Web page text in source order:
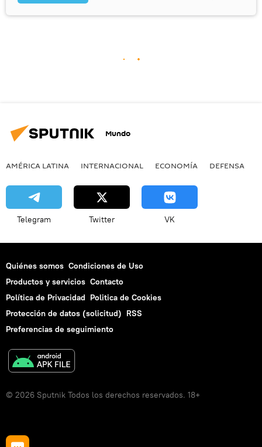
Mundo
AMÉRICA LATINA INTERNACIONAL ECONOMÍA DEFENSA
Telegram Twitter VK
Quiénes somos Condiciones de Uso
Productos y servicios Contacto
Política de Privacidad Politica de Cookies
Protección de datos (solicitud) RSS
Preferencias de seguimiento
© 2026 Sputnik Todos los derechos reservados. 18+